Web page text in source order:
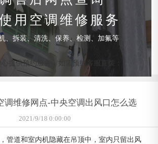
用空调维修服务
、拆装、清洗、保养、检测、加氟等
提供预约服务，如需预约客服直拨：
调维修网点-中央空调出风口怎么选
2021/9/18 0:00:00
管道和室内机隐藏在吊顶中，室内只留出风